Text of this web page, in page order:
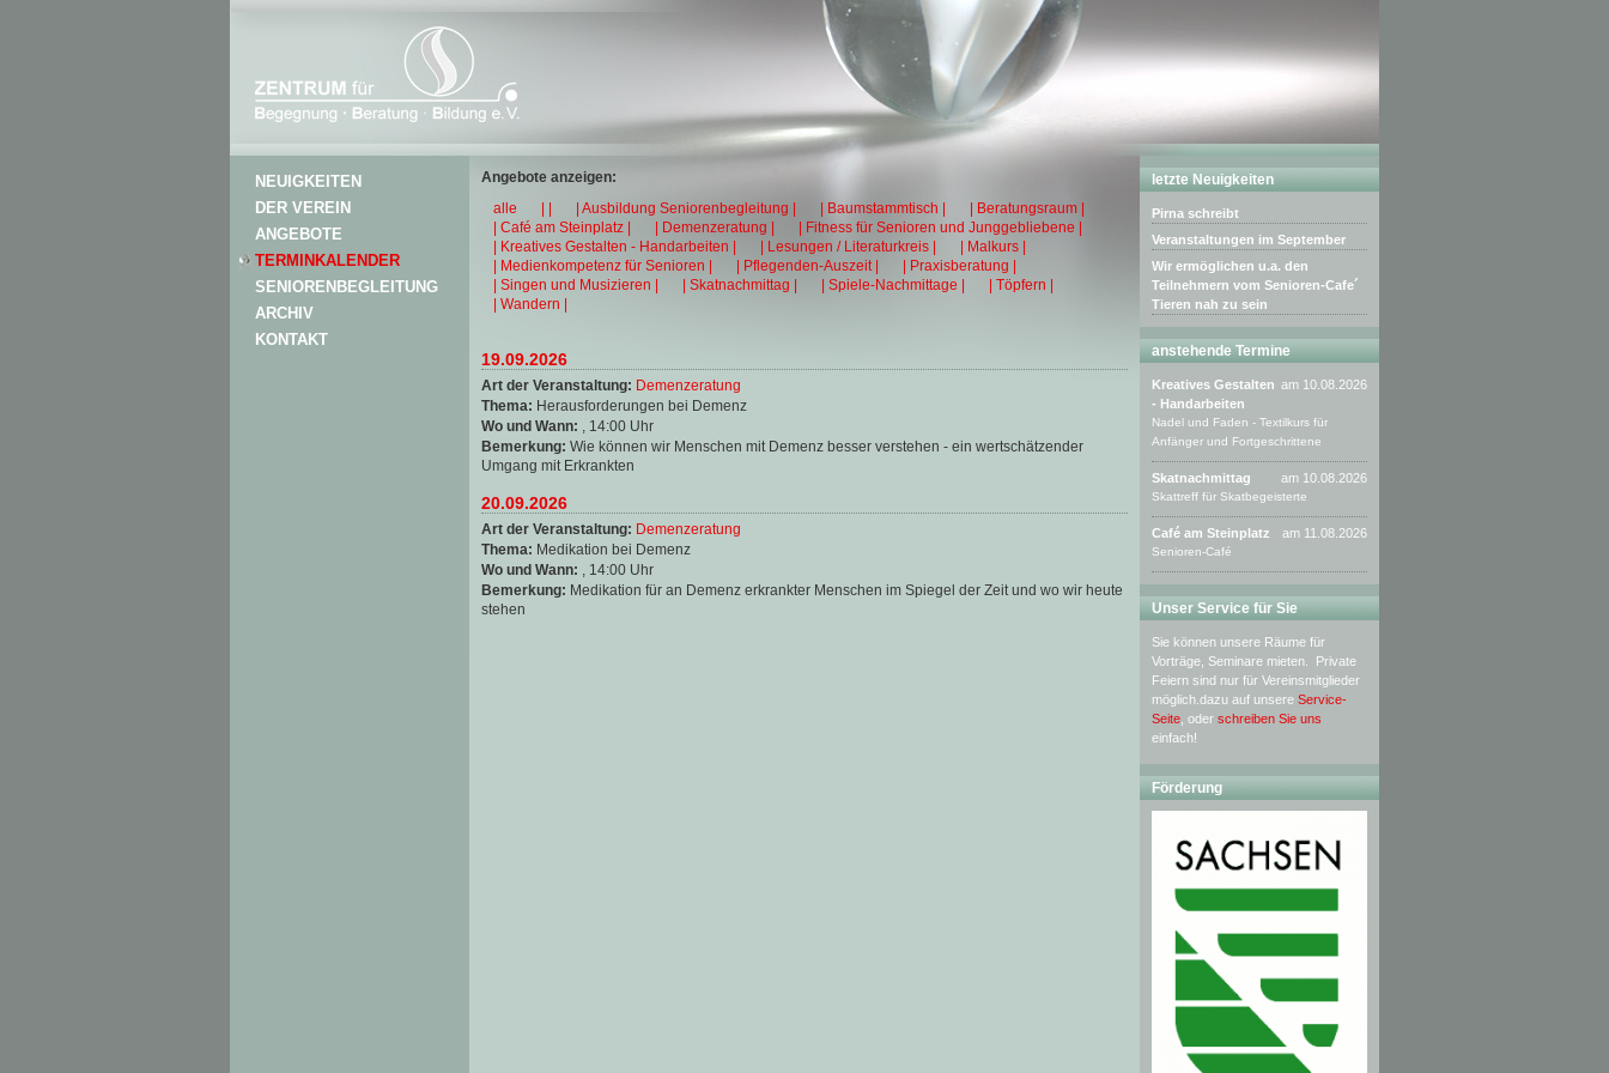
NEUIGKEITEN
DER VEREIN
ANGEBOTE
TERMINKALENDER
SENIORENBEGLEITUNG
ARCHIV
KONTAKT
Angebote anzeigen:
alle
| | | Ausbildung Seniorenbegleitung | | Baumstammtisch |
| Beratungsraum |
| Café am Steinplatz |
| Demenzeratung |
| Fitness für Senioren und Junggebliebene |
| Kreatives Gestalten - Handarbeiten |
| Lesungen / Literaturkreis |
| Malkurs |
| Medienkompetenz für Senioren |
| Pflegenden-Auszeit |
| Praxisberatung |
| Singen und Musizieren |
| Skatnachmittag | | Spiele-Nachmittage |
| Töpfern |
| Wandern |
19.09.2026
Art der Veranstaltung: Demenzeratung
Thema: Herausforderungen bei Demenz
Wo und Wann:
, 14:00 Uhr
Bemerkung: Wie können wir Menschen mit Demenz besser verstehen - ein wertschätzender
Umgang mit Erkrankten
20.09.2026
Art der Veranstaltung: Demenzeratung
Thema: Medikation bei Demenz
Wo und Wann:
, 14:00 Uhr
Bemerkung: Medikation für an Demenz erkrankter Menschen im Spiegel der Zeit und wo wir heute
stehen
letzte Neuigkeiten
Pirna schreibt
Veranstaltungen im September
Wir ermöglichen u.a. den
Teilnehmern vom Senioren-Cafe´
Tieren nah zu sein
anstehende Termine
am 10.08.2026
Kreatives Gestalten
- Handarbeiten
Nadel und Faden - Textilkurs für
Anfänger und Fortgeschrittene
am 10.08.2026
Skatnachmittag
Skattreff für Skatbegeisterte
am 11.08.2026
Café am Steinplatz
Senioren-Café
Unser Service für Sie
Sie können unsere Räume für
Vorträge, Seminare mieten. Private
Feiern sind nur für Vereinsmitglieder
möglich.dazu auf unsere Service-
Seite , oder schreiben Sie uns
einfach!
Förderung